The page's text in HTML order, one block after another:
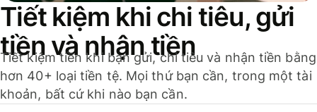
Tiết kiệm khi chi tiêu, gửi
tiền và nhận tiền
Tiết kiệm tiền khi bạn gửi, chi tiêu và nhận tiền bằng
hơn 40+ loại tiền tệ. Mọi thứ bạn cần, trong một tài
khoản, bất cứ khi nào bạn cần.